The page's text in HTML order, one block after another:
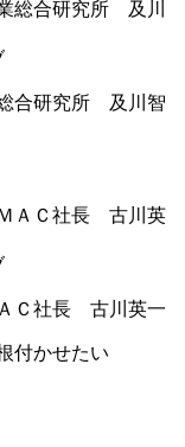
総合研究所 及川智
ＡＣ社長 古川英一
付かせたい